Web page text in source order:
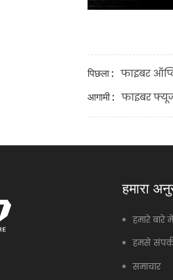
पिछला : फाइबर
आगामी : फाइबर
हमारा
हमारे बारे में
हमसे
समाचार